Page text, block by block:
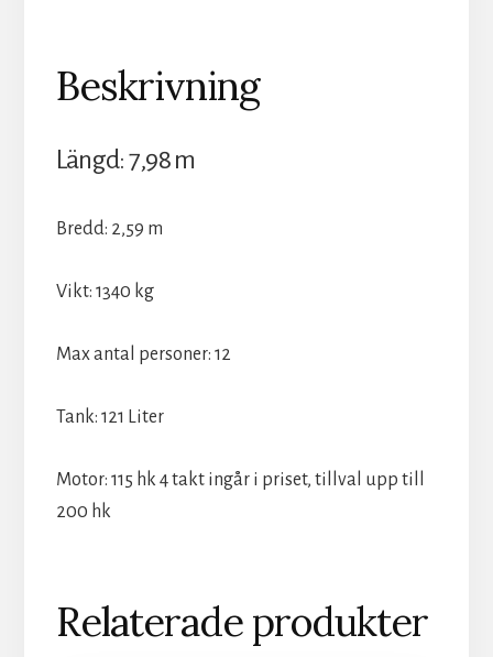
Beskrivning
Längd: 7,98 m
Bredd: 2,59 m
Vikt: 1340 kg
Max antal personer: 12
Tank: 121 Liter
Motor: 115 hk 4 takt ingår i priset, tillval upp till
200 hk
Relaterade produkter